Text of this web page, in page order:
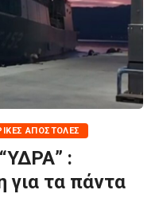
ΑΠΟΣΤΟΛΈΣ
:
για τα πάντα